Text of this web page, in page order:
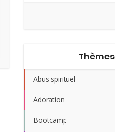
Thèmes
Abus spirituel
Adoration
Bootcamp